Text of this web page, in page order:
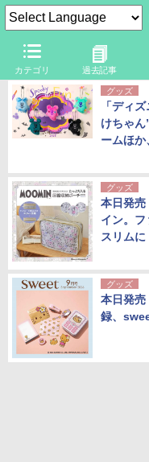
カテゴリ 過去記事
トラベル Watch8月10
グッズ
「ディ
けちゃ
ームほか
グッズ
本日発売
イン。
スリムに
グッズ
本日発売
録、